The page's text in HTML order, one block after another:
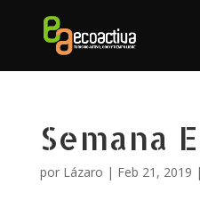
Semana
por Lázaro | Feb 21, 2019 |